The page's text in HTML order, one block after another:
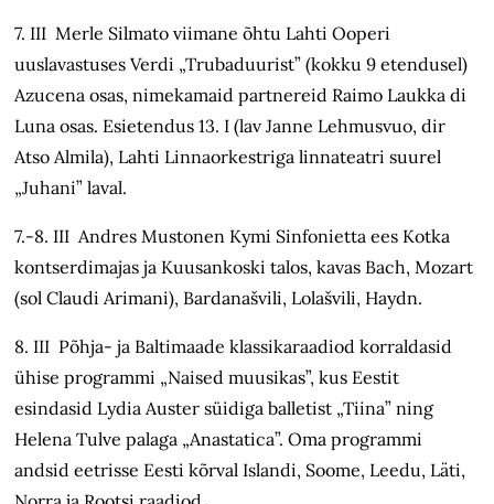
7. III Merle Silmato viimane õhtu Lahti Ooperi
uuslavastuses Verdi „Trubaduurist” (kokku 9 etendusel)
Azucena osas, nimekamaid partnereid Raimo Laukka di
Luna osas. Esietendus 13. I (lav Janne Lehmusvuo, dir
Atso Almila), Lahti Linnaorkestriga linnateatri suurel
„Juhani” laval.
7.-8. III Andres Mustonen Kymi Sinfonietta ees Kotka
kontserdimajas ja Kuusankoski talos, kavas Bach, Mozart
(sol Claudi Arimani), Bardanašvili, Lolašvili, Haydn.
8. III Põhja- ja Baltimaade klassikaraadiod korraldasid
ühise programmi „Naised muusikas”, kus Eestit
esindasid Lydia Auster süidiga balletist „Tiina” ning
Helena Tulve palaga „Anastatica”. Oma programmi
andsid eetrisse Eesti kõrval Islandi, Soome, Leedu, Läti,